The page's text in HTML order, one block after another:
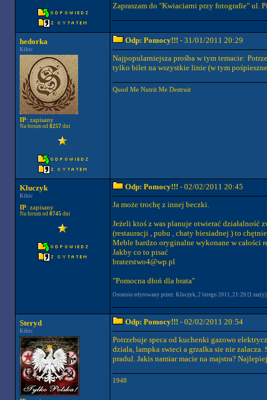
Zapraszam do "Kwiaciarni przy fotografie" ul.
hedorka
Kibic
IP: zapisany
Na forum od 8257dni
Odp: Pomocy!!! - 31/01/2011 20:29
Najpopularniejsza prośba w tym temacie:
tylko bilet na wszystkie linie (w tym
Quod Me Nutrit Me Destruit
Kluczyk
Kibic
IP: zapisany
Na forum od 8745dni
Odp: Pomocy!!! - 02/02/2011 20:45
Ja może trochę z innej beczki.
Jeżeli ktoś z was planuje otwierać działalność
(restauracji , pubu , chaty biesiadnej ) to
Meble bardzo oryginalne wykonane w całości
Jakby co to pisać
braterstwo4@wp.pl
"Pomocna dłoń dla brata"
Ostatnio edytowany przez: Kluczyk, 2 lutego 2011, 21:29 [1
Steryd
Kibic
Odp: Pomocy!!! - 02/02/2011 20:54
Potrzebuje speca od kuchenki gazowo
dziala, lampka swieci a grzalka sie nie
pradul. Jakis namiar macie na majstra?
1948